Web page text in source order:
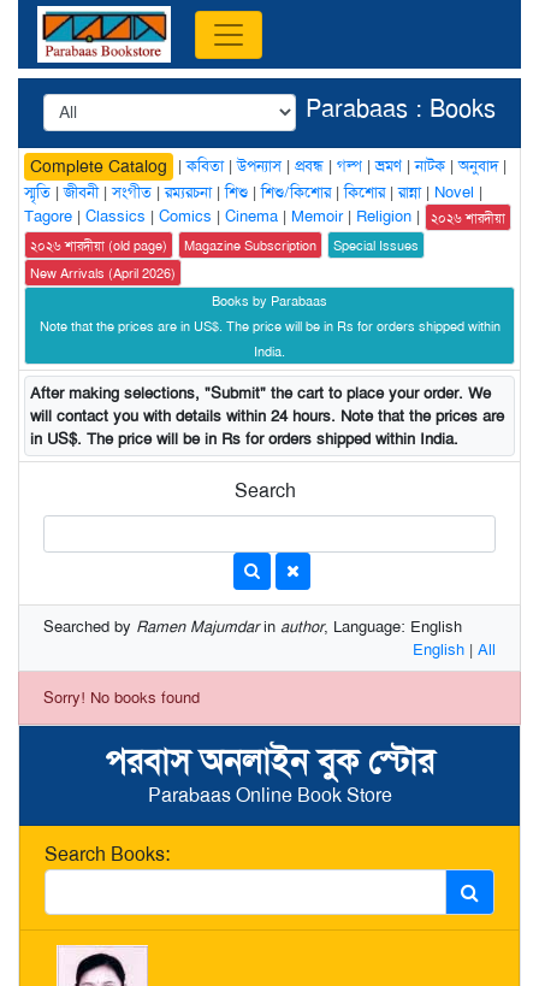
পরবাস অনলাইন বুক স্টোর
Parabaas Online Book Store
Search Books:
Parabaas : Books
Complete Catalog |কবিতা|উপন্যাস| প্রবন্ধ | গল্প |ভ্রমণ|নাটক |অনুবাদ|
স্মৃতি |জীবনী|সংগীত |রম্যরচনা|শিশু |শিশু/কিশোর|কিশোর|রান্না| Novel |
Tagore | Classics | Comics | Cinema | Memoir| Religion |
২০২৬ শারদীয়া
২০২৬ শারদীয়া (old page)
Magazine Subscription
Special Issues
New Arrivals (April 2026)
Books by Parabaas
Note that the prices are in US$. The price will be in Rs for orders shipped within
India.
After making selections, "Submit" the cart to place your order. We
will contact you with details within 24 hours. Note that the prices are
in US$. The price will be in Rs for orders shipped within India.
Search
Searched by Ramen Majumdarin author, Language: English
English | All
Sorry! No books found